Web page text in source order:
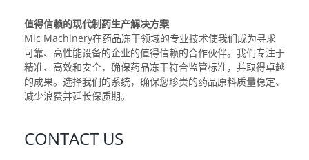
值得信赖的现代制药生产解决方案
Mic Machinery在药品冻干领域的专业技术使我们成为寻求
可靠、高性能设备的企业的值得信赖的合作伙伴。我们专注于
精准、高效和安全，确保药品冻干符合监管标准，并取得卓越
的成果。选择我们的系统，确保您珍贵的药品原料质量稳定、
减少浪费并延长保质期。
CONTACT US